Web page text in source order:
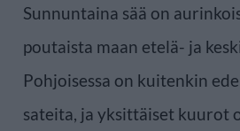
Sunnuntaina sää on
poutaista maan etelä- ja
Pohjoisessa on kuitenkin
sateita, ja yksittäiset kuurot